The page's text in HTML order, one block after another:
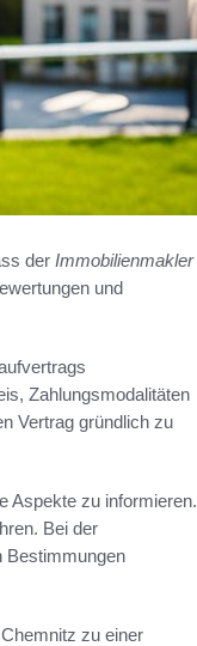
der Immobilienmakler
und
Zahlungsmodalitäten
Vertrag gründlich zu
Aspekte zu informieren.
Bei der
Bestimmungen
zu einer